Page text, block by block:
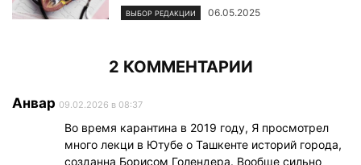
ВЫБОР РЕДАКЦИИ 06.05.2025
2 КОММЕНТАРИИ
Анвар 09.02.2026 в 08:37
Во время карантина в 2019 году, Я просмотрел
много лекци в Ютубе о Ташкенте историй города,
созданна Борисом Голендера. Вообще сильно